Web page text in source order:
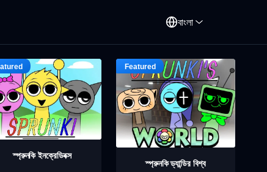
বাংলা
স্প্রুনকি ইনক্রেডিবক্স
স্প্রুনকি ড্যান্ডির বিশ্ব